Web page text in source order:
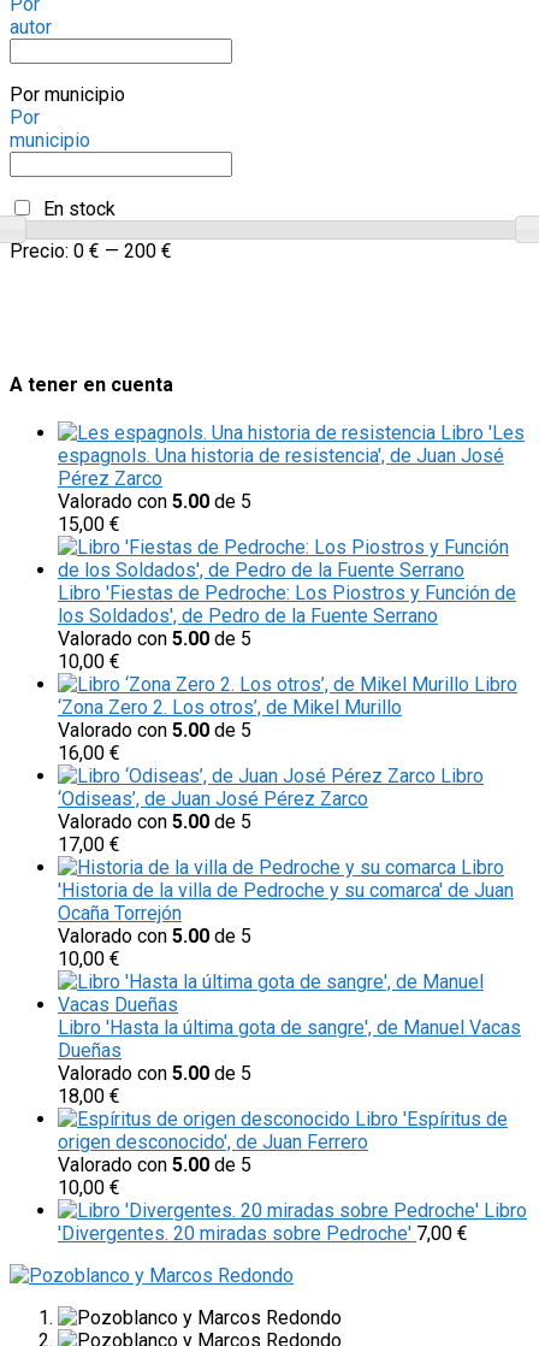
Por
autor
Por municipio
Por
municipio
En stock
Precio: 0 € — 200 €
A tener en cuenta
Libro 'Les
espagnols. Una historia de resistencia', de Juan José
Pérez Zarco
Valorado con 5.00 de 5
15,00 €
Libro 'Fiestas de Pedroche: Los Piostros y Función de
los Soldados', de Pedro de la Fuente Serrano
Valorado con 5.00 de 5
10,00 €
Libro
‘Zona Zero 2. Los otros’, de Mikel Murillo
Valorado con 5.00 de 5
16,00 €
Libro
‘Odiseas’, de Juan José Pérez Zarco
Valorado con 5.00 de 5
17,00 €
Libro
'Historia de la villa de Pedroche y su comarca' de Juan
Ocaña Torrejón
Valorado con 5.00 de 5
10,00 €
Libro 'Hasta la última gota de sangre', de Manuel Vacas
Dueñas
Valorado con 5.00 de 5
18,00 €
Libro 'Espíritus de
origen desconocido', de Juan Ferrero
Valorado con 5.00 de 5
10,00 €
Libro
'Divergentes. 20 miradas sobre Pedroche' 7,00 €